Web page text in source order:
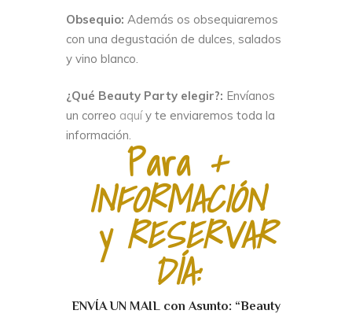
Obsequio: Además os obsequiaremos
con una degustación de dulces, salados
y vino blanco.
¿Qué Beauty Party elegir?: Envíanos
un correo aquíy te enviaremos toda la
información.Para+
INFORMACIÓN
y RESERVAR
DÍA:
ENVÍA UN MAIL con Asunto: “Beauty